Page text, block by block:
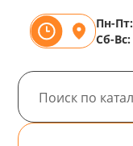
Пн-Пт:
Сб-Вс: